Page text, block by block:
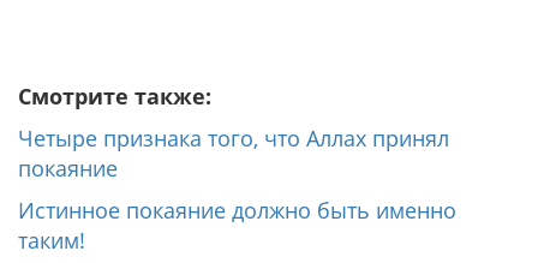
Смотрите также:
Четыре признака того, что Аллах принял
покаяние
Истинное покаяние должно быть именно
таким!